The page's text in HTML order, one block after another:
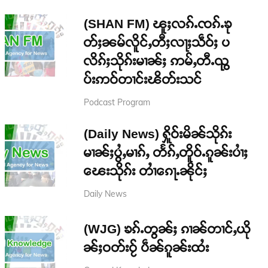
(SHAN FM) ၽူႈလၵ်ႉၸၵ်ႉၶု
တ်ႈၼမ်လိူင်ႇတီႈလႃႈသဵဝ်ႈ ပ
လိၵ်ႈသိုၵ်းမၢၼ်ႈ ဢမ်ႇတီႉၺွ
ပ်းဢဝ်တၢင်းၽိတ်းသင်
Podcast Program
(Daily News) ႁိူဝ်းမိၼ်သိုၵ်း
မၢၼ်ႈပွႆႇမၢၵ်ႇ တႅၵ်ႇတိူဝ်ႉၵူၼ်းပၢႆႈ
ၽေးသိုၵ်း တၢႆၵေႃႉၼိုင်ႈ
Daily News
(WJG) ၶၵ်ႉတွၼ်ႈ ၵၢၼ်တၢင်ႇယို
ၼ်ႈဝတ်းဝႂ် ပဵၼ်ၵူၼ်းထႆး